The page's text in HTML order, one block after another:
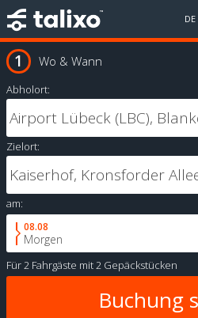
DE
Wo & Wann
Abholort:
Zielort:
am:
08.08
Morgen
Für2 Fahrgäste mit2 Gepäckstücken